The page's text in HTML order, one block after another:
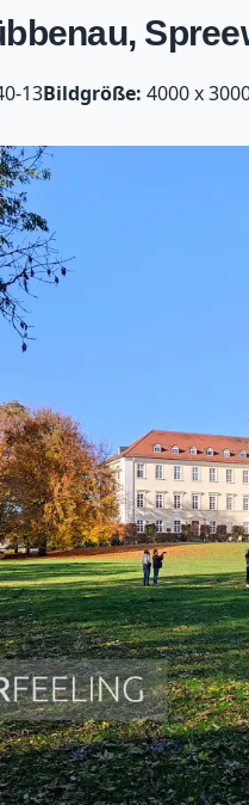
13Bildgröße: 4000 x